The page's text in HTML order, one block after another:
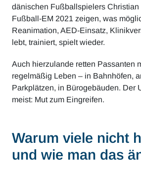
dänischen Fußballspielers Christian
Fußball-EM 2021 zeigen, was
Reanimation, AED-Einsatz,
lebt, trainiert, spielt wieder.
Auch hierzulande retten Passanten
regelmäßig Leben – in Bahnhöfen,
Parkplätzen, in Bürogebäuden. Der
meist: Mut zum Eingreifen.
Warum viele nicht
und wie man das